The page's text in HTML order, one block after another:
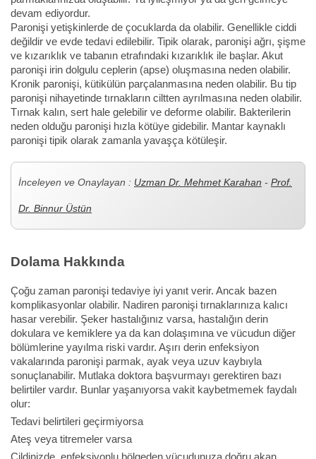
devam ediyordur.
Paronişi yetişkinlerde de çocuklarda da olabilir. Genellikle ciddi
değildir ve evde tedavi edilebilir. Tipik olarak, paronişi ağrı, şişme
ve kızarıklık ve tabanın etrafındaki kızarıklık ile başlar. Akut
paronişi irin dolgulu ceplerin (apse) oluşmasına neden olabilir.
Kronik paronişi, kütikülün parçalanmasına neden olabilir. Bu tip
paronişi nihayetinde tırnakların ciltten ayrılmasına neden olabilir.
Tırnak kalın, sert hale gelebilir ve deforme olabilir. Bakterilerin
neden olduğu paronişi hızla kötüye gidebilir. Mantar kaynaklı
paronişi tipik olarak zamanla yavaşça kötüleşir.
İnceleyen ve Onaylayan : Uzman Dr. Mehmet Karahan - Prof.
Dr. Binnur Üstün
Dolama Hakkında
Çoğu zaman paronişi tedaviye iyi yanıt verir. Ancak bazen
komplikasyonlar olabilir. Nadiren paronişi tırnaklarınıza kalıcı
hasar verebilir. Şeker hastalığınız varsa, hastalığın derin
dokulara ve kemiklere ya da kan dolaşımına ve vücudun diğer
bölümlerine yayılma riski vardır. Aşırı derin enfeksiyon
vakalarında paronişi parmak, ayak veya uzuv kaybıyla
sonuçlanabilir. Mutlaka doktora başvurmayı gerektiren bazı
belirtiler vardır. Bunlar yaşanıyorsa vakit kaybetmemek faydalı
olur:
Tedavi belirtileri geçirmiyorsa
Ateş veya titremeler varsa